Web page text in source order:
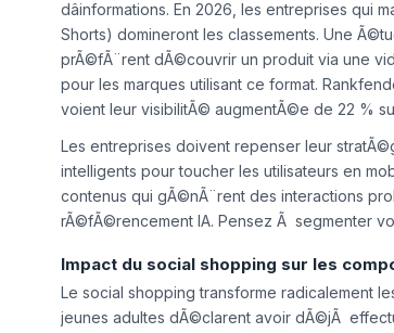
Le marketing vidÃ©o nâest plus une option
dâinformations. En 2026, les entreprises qui
Shorts) domineront les classements. Une
prÃ©fÃ¨rent dÃ©couvrir un produit via une
pour les marques utilisant ce format.
voient leur visibilitÃ© augmentÃ©e de 22 %
Les entreprises doivent repenser leur
intelligents pour toucher les utilisateurs en
contenus qui gÃ©nÃ¨rent des interactions
Impact du social shopping sur les
Le social shopping transforme radicalement